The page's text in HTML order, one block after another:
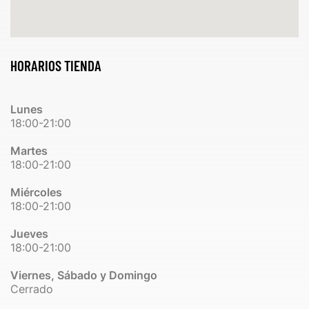
HORARIOS TIENDA
Lunes
18:00-21:00
Martes
18:00-21:00
Miércoles
18:00-21:00
Jueves
18:00-21:00
Viernes, Sábado y Domingo
Cerrado